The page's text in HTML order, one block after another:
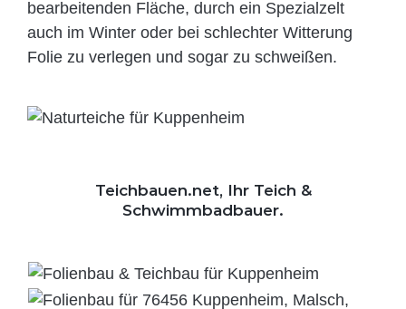
bearbeitenden Fläche, durch ein Spezi­alzelt
auch im Winter oder bei schlechter Witterung
Folie zu verlegen und sogar zu schweißen.
Teichbauen.net, Ihr Teich &
Schwimmbadbauer.